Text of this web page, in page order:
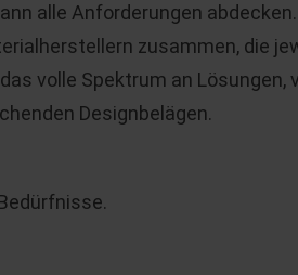
alle Anforderungen abdecken.
zusammen, die
volle Spektrum an Lösungen,
Designbelägen.